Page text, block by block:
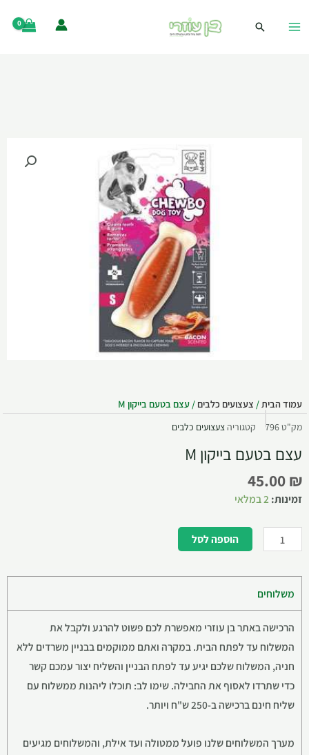
עמוד הבית/ צעצועים כלבים / עצם בטעם בייקון M
מק"ט796 קטגוריהצעצועים כלבים
עצם בטעם בייקון M
45.00₪
זמינות: 2 במלאי
הוספה לסל
משלוחים
הרכישה באתר בן עוזרי מאפשרת לכם פשוט להרגע ולקבל את
המשלוח עד לפתח הבית. במקרה ואתם ממוקמים בבניין משרדים ללא
חניה, המשלוח שלכם יגיע עד לפתח הבניין והשליח יצור עמכם קשר
כדי שתרדו לאסוף את החבילה. שימו לב: תוכלו ליהנות ממשלוח עם
שליח חינם ברכישה ב-250 ש"ח ויותר.
מערך המשלוחים שלנו פועל ממטולה ועד אילת, והמשלוחים מגיעים